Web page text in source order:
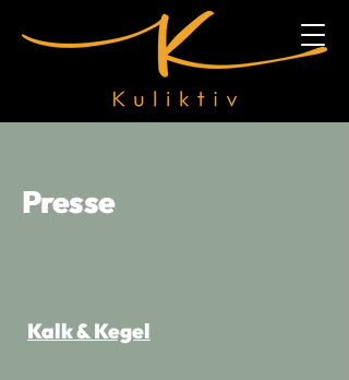
Presse
Kalk & Kegel